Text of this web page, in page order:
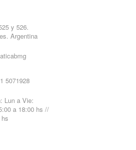
y 526.
Argentina
5071928
Lun a Vie:
a 18:00 hs //